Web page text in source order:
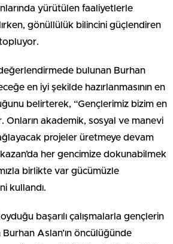
yürütülen faaliyetlerle
gönüllülük bilincini güçlendiren
değerlendirmede bulunan Burhan
en iyi şekilde hazırlanmasının en
belirterek, “Gençlerimiz bizim en
Onların akademik, sosyal ve manevi
projeler üretmeye devam
her gencimize dokunabilmek
birlikte var gücümüzle
kullandı.
başarılı çalışmalarla gençlerin
Aslan’ın öncülüğünde